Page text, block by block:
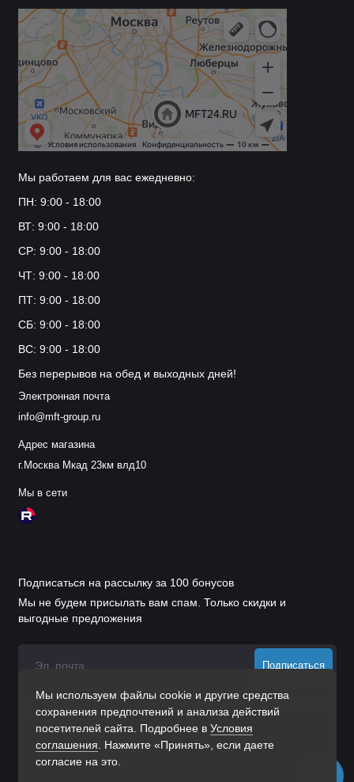
Мы используем файлы cookie и другие средства
сохранения предпочтений и анализа действий
посетителей сайта. Подробнее в Условия
соглашения . Нажмите «Принять», если даете
согласие на это.
Мы работаем для вас ежедневно:
ПН: 9:00 - 18:00
ВТ: 9:00 - 18:00
СР: 9:00 - 18:00
ЧТ: 9:00 - 18:00
ПТ: 9:00 - 18:00
СБ: 9:00 - 18:00
ВС: 9:00 - 18:00
Без перерывов на обед и выходных дней!
Электронная почта
info@mft-group.ru
Адрес магазина
г.Москва Мкад 23км влд10
Мы в сети
Подписаться на рассылку за 100 бонусов
Мы не будем присылать вам спам. Только скидки и
выгодные предложения
Подписаться
Нажимая на кнопку «Подписаться», Вы даетесогласие на
обработку персональных данных.